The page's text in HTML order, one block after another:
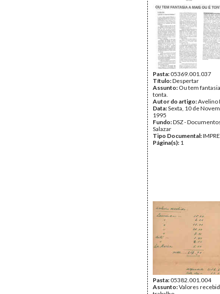
Pasta:05369.001.037
Título:Despertar
Assunto: Ou tem
tonta.
Autor do artigo:Avelino
Data:Sexta, 10 de
1995
Fundo:DSZ -
Salazar
Tipo Documental:
Página(s): 1
Pasta:05382.001.004
Assunto:Valores